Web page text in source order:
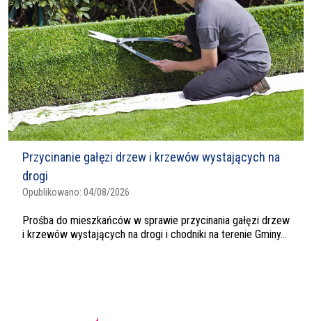
Przycinanie gałęzi drzew i krzewów wystających na
drogi
Opublikowano: 04/08/2026
Prośba do mieszkańców w sprawie przycinania gałęzi drzew
i krzewów wystających na drogi i chodniki na terenie Gminy...